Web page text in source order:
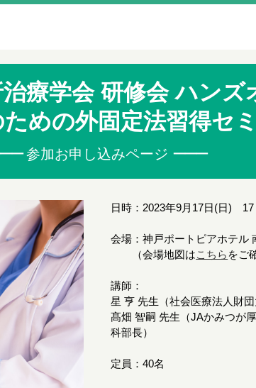
療学会 研修会 ハンズ
ための外固定法習得セ
ー参加お申し込みページ ーーー
日時：2023年9月17日(日) 17
会場：神戸ポートピアホテル
（会場地図はこちら をご
講師：
星 亨 先生（社会医療法人財
髙畑 智嗣 先生（JAかみつが
科部長）
定員：40名